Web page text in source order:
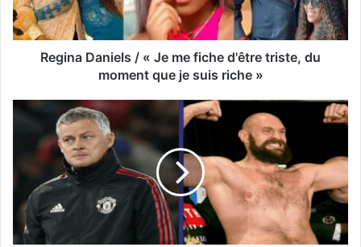
Regina Daniels / « Je me fiche d'être triste, du
moment que je suis riche »